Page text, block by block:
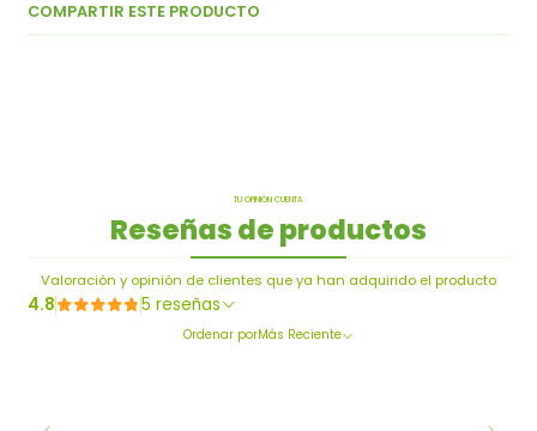
COMPARTIR ESTE PRODUCTO
TU OPINIÓN CUENTA
Reseñas de productos
Valoración y opinión de clientes que ya han adquirido el producto
4.8 5 reseñas
Ordenar porMás Reciente